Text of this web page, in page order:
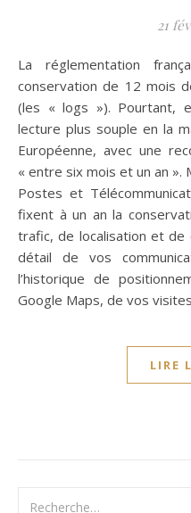
21
La réglementation française impose une durée de
conservation de 12 mois
(les « logs »). Pourtant,
lecture plus souple en la
Européenne, avec une
« entre six mois et un an ».
Postes et
fixent à un an la
trafic, de localisation et de
détail de vos
l’historique de
Google Maps, de vos
LIRE